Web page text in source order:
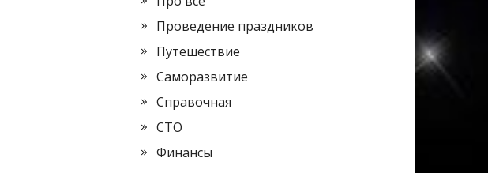
Проведение праздников
Путешествие
Саморазвитие
Справочная
СТО
Финансы